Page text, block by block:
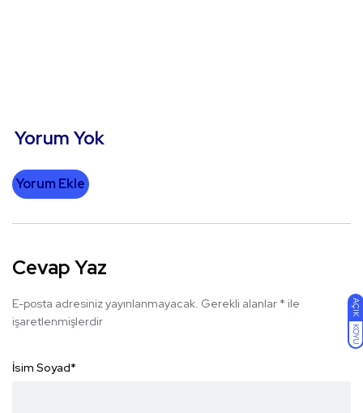
AÇIK
KOYU
Yorum Yok
Yorum Ekle
Cevap Yaz
E-posta adresiniz yayınlanmayacak. Gerekli alanlar * ile
işaretlenmişlerdir
İsim Soyad*